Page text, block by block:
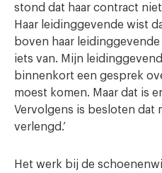
stond dat haar contract
Haar leidinggevende wist
boven haar
iets van. Mijn
binnenkort een gesprek
moest komen. Maar dat is
Vervolgens is besloten dat
verlengd.’
Het werk bij de